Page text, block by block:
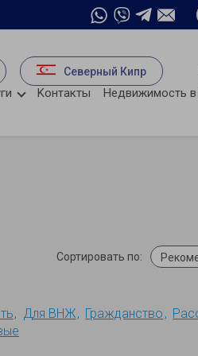
Северный Кипр
Kонтакты Недвижимость в
Сортировать по:
Для ВНЖ Гражданство